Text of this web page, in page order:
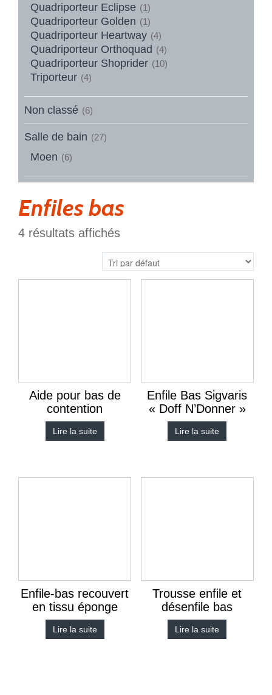
Quadriporteur Eclipse (1)
Quadriporteur Golden (1)
Quadriporteur Heartway (4)
Quadriporteur Orthoquad (4)
Quadriporteur Shoprider (10)
Triporteur (4)
Non classé (6)
Salle de bain (27)
Moen (6)
Enfiles bas
4 résultats affichés
Aide pour bas de
contention
Lire la suite
Enfile Bas Sigvaris
« Doff N’Donner »
Lire la suite
Enfile-bas recouvert
en tissu éponge
Lire la suite
Trousse enfile et
désenfile bas
Lire la suite